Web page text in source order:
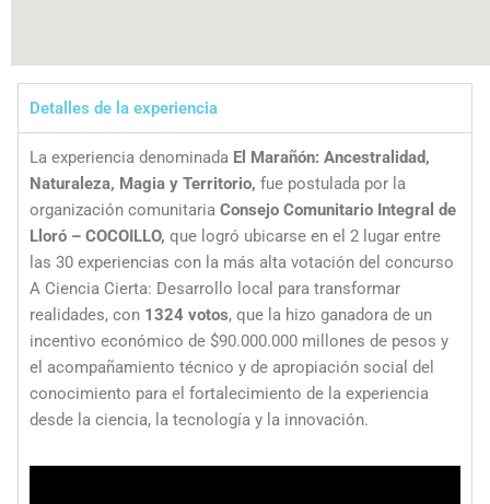
Detalles de la experiencia
La experiencia denominada El Marañón: Ancestralidad,
Naturaleza, Magia y Territorio, fue postulada por la
organización comunitaria Consejo Comunitario Integral de
Lloró – COCOILLO, que logró ubicarse en el 2 lugar entre
las 30 experiencias con la más alta votación del concurso
A Ciencia Cierta: Desarrollo local para transformar
realidades, con 1324 votos, que la hizo ganadora de un
incentivo económico de $90.000.000 millones de pesos y
el acompañamiento técnico y de apropiación social del
conocimiento para el fortalecimiento de la experiencia
desde la ciencia, la tecnología y la innovación.